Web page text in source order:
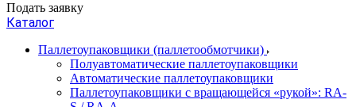
Подать заявку
Каталог
Паллетоупаковщики (паллетообмотчики)
Полуавтоматические паллетоупаковщики
Автоматические паллетоупаковщики
Паллетоупаковщики с вращающейся «рукой»: RA-